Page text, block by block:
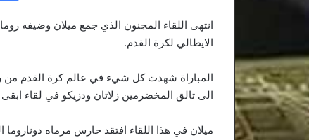
الايطالي​ لكرة القدم.
المباراة شهدت كل شيء في عالم كرة القدم من
الى تالق المخضرمين زلاتان ودزيكو في لقاء
ميلان في هذا اللقاء افتقد حارس مرماه